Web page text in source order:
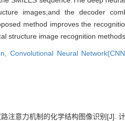
images,and the decoder
method improves the
structure image recognition
Convolutional Neural
注意力机制的化学结构图像识别[J].